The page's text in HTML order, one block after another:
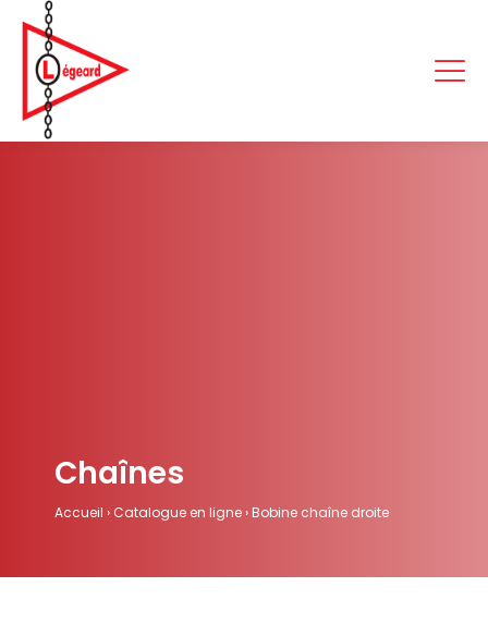
Chaînes
Accueil › Catalogue en ligne › Bobine chaîne droite